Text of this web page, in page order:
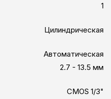
1
Цилиндрическая
Автоматическая
2.7 - 13.5 мм
CMOS 1/3"